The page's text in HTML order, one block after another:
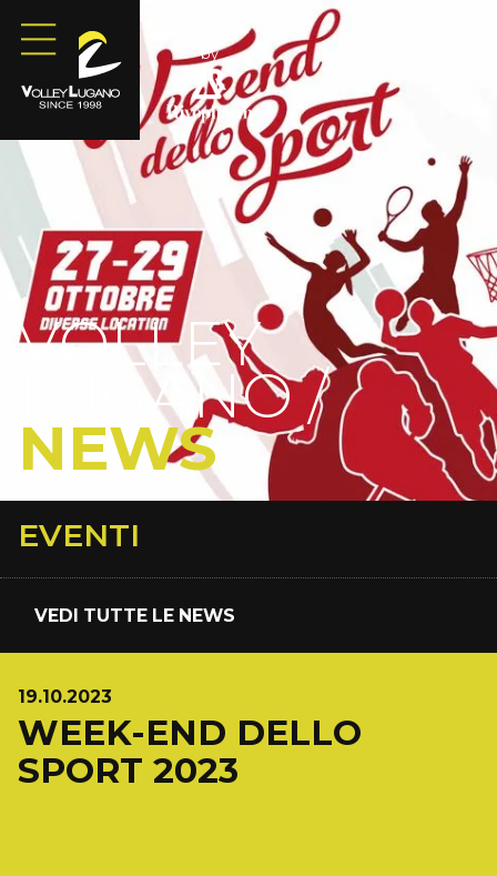
Sponsored
by
VOLLEY
LUGANO /
NEWS
EVENTI
VEDI TUTTE LE NEWS
19.10.2023
WEEK-END DELLO
SPORT 2023